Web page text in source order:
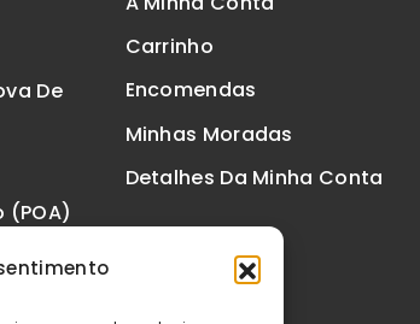
De
(POA)
Carrinho
Encomendas
Minhas Moradas
Detalhes Da Minha Conta